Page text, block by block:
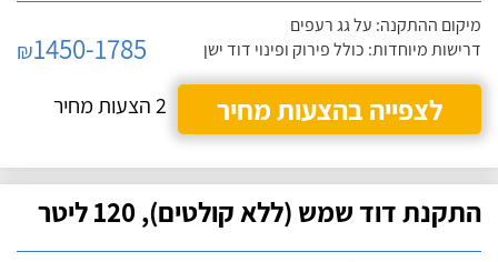
מיקום ההתקנה: על גג רעפים
דרישות מיוחדות: כולל פירוק ופינוי דוד ישן
₪1450-1785
לצפייה בהצעות מחיר
2 הצעות מחיר
התקנת דוד שמש (ללא קולטים), 120 ליטר